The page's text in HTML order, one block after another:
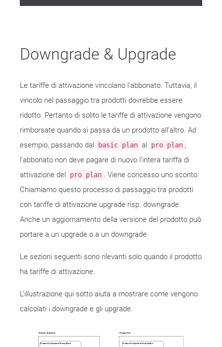
Downgrade & Upgrade
Le tariffe di attivazione vincolano l’abbonato. Tuttavia, il
vincolo nel passaggio tra prodotti dovrebbe essere
ridotto. Pertanto di solito le tariffe di attivazione vengono
rimborsate quando si passa da un prodotto all’altro. Ad
esempio, passando dal basic plan al pro plan ,
l’abbonato non deve pagare di nuovo l’intera tariffa di
attivazione del pro plan
. Viene concesso uno sconto.
Chiamiamo questo processo di passaggio tra prodotti
con tariffe di attivazione upgrade risp. downgrade.
Anche un aggiornamento della versione del prodotto può
portare a un upgrade o a un downgrade.
Le sezioni seguenti sono rilevanti solo quando il prodotto
ha tariffe di attivazione.
L’illustrazione qui sotto aiuta a mostrare come vengono
calcolati i downgrade e gli upgrade.